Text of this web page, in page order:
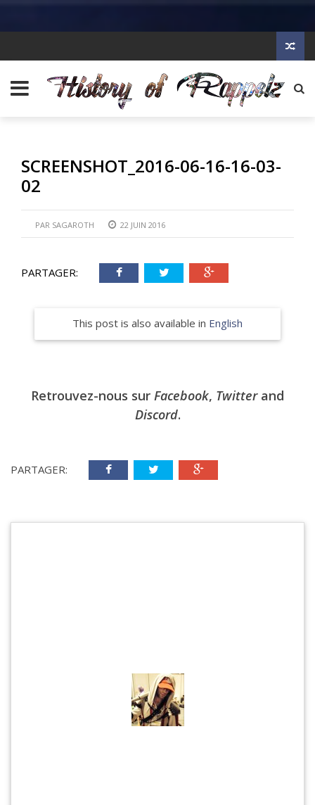
SCREENSHOT_2016-06-16-16-03-
02
PAR SAGAROTH 22 JUIN 2016
PARTAGER:
This post is also available in English
Retrouvez-nous sur Facebook, Twitterand
Discord.
PARTAGER: